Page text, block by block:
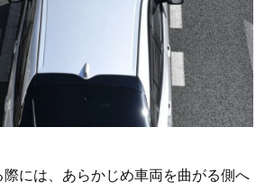
には、あらかじめ車両を曲がる側へ